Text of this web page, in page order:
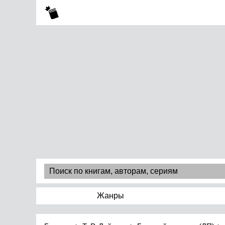
Жанры